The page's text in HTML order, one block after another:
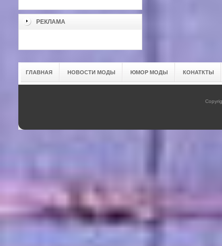
РЕКЛАМА
ГЛАВНАЯ НОВОСТИ МОДЫ ЮМОР МОДЫ КОНАТКТЫ